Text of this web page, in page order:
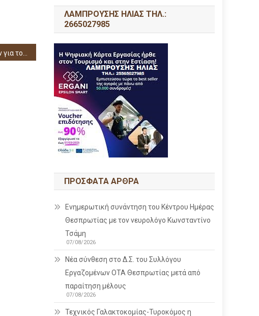
ΛΑΜΠΡΟΥΣΗΣ ΗΛΙΑΣ ΤΗΛ.:
2665027985
ΠΡΌΣΦΑΤΑ ΆΡΘΡΑ
Ενημερωτική συνάντηση του Κέντρου Ημέρας
Θεσπρωτίας με τον νευρολόγο Κωνσταντίνο
Τσάμη
07/08/2026
Νέα σύνθεση στο Δ.Σ. του Συλλόγου
Εργαζομένων ΟΤΑ Θεσπρωτίας μετά από
παραίτηση μέλους
07/08/2026
Τεχνικός Γαλακτοκομίας-Τυροκόμος η